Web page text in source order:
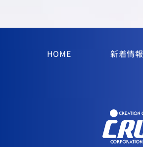
HOME 新着情報